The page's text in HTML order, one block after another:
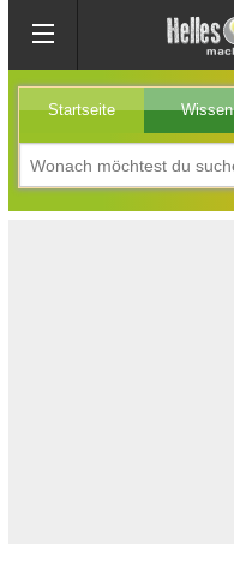
Startseite Wissen